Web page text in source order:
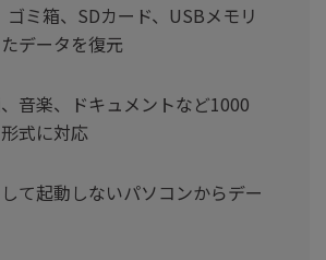
ゴミ箱、SDカード、USBメモリ
データを復元
音楽、ドキュメントなど1000
式に対応
て起動しないパソコンからデー